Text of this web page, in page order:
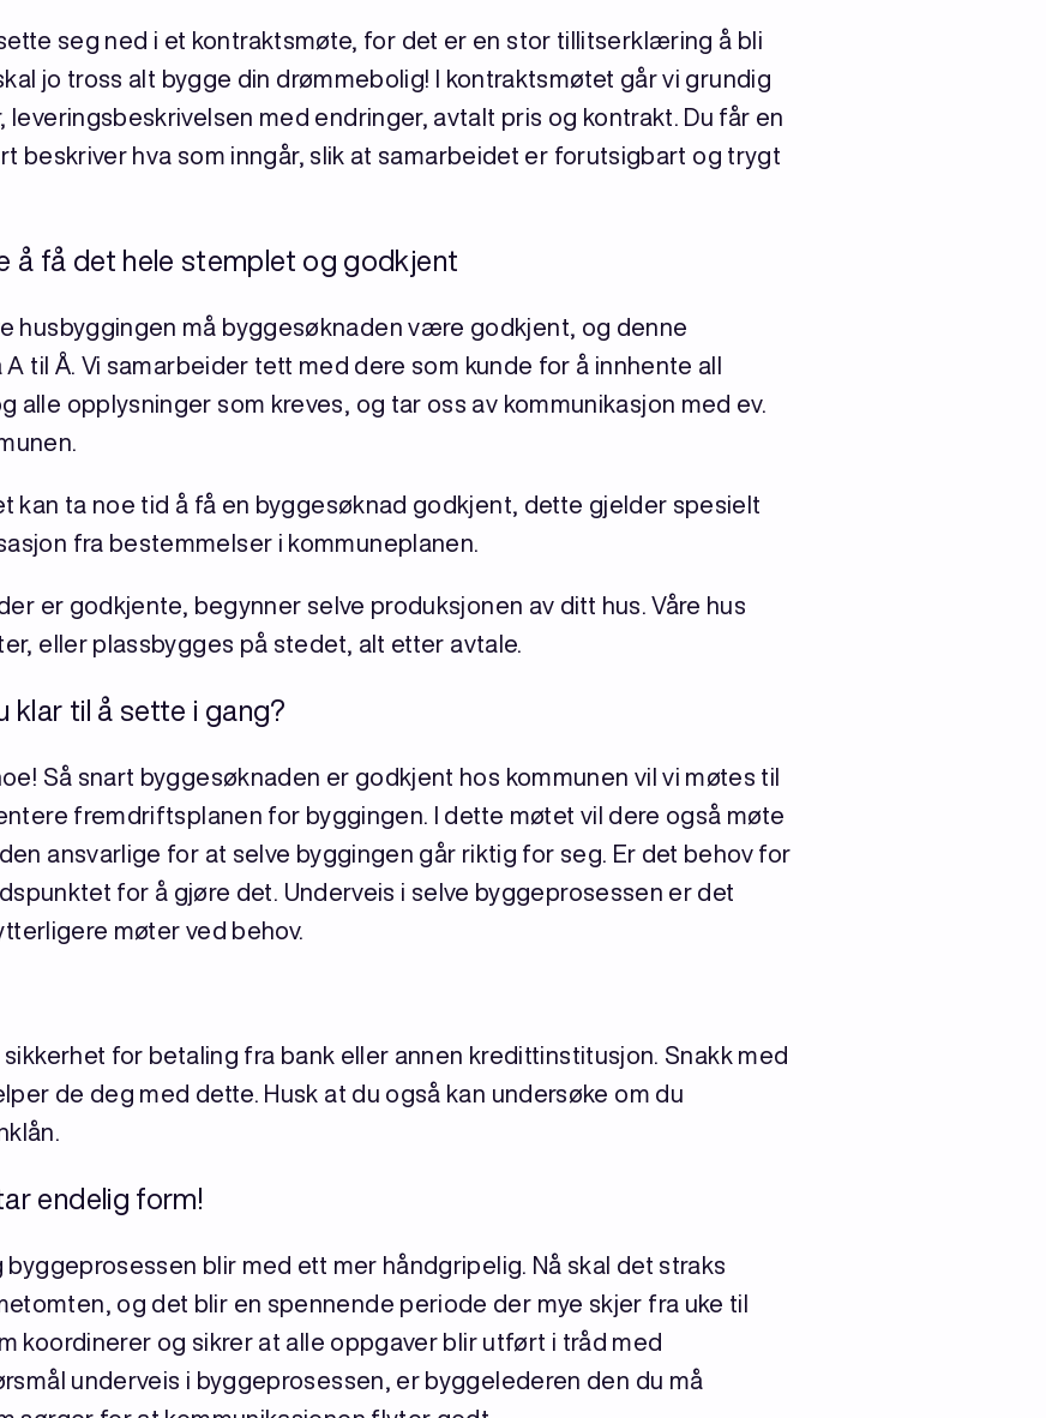
seg ned i et kontraktsmøte, for det er en stor tillitserklæring å bli
jo tross alt bygge din drømmebolig! I kontraktsmøtet går vi grundig
med endringer, avtalt pris og kontrakt. Du får en
beskriver hva som inngår, slik at samarbeidet er forutsigbart og trygt
å få det hele stemplet og godkjent
husbyggingen må byggesøknaden være godkjent, og denne
til Å. Vi samarbeider tett med dere som kunde for å innhente all
alle opplysninger som kreves, og tar oss av kommunikasjon med ev.
kan ta noe tid å få en byggesøknad godkjent, dette gjelder spesielt
fra bestemmelser i kommuneplanen.
er godkjente, begynner selve produksjonen av ditt hus. Våre hus
eller plassbygges på stedet, alt etter avtale.
klar til å sette i gang?
Så snart byggesøknaden er godkjent hos kommunen vil vi møtes til
fremdriftsplanen for byggingen. I dette møtet vil dere også møte
ansvarlige for at selve byggingen går riktig for seg. Er det behov for
for å gjøre det. Underveis i selve byggeprosessen er det
møter ved behov.
for betaling fra bank eller annen kredittinstitusjon. Snakk med
de deg med dette. Husk at du også kan undersøke om du
endelig form!
byggeprosessen blir med ett mer håndgripelig. Nå skal det straks
og det blir en spennende periode der mye skjer fra uke til
koordinerer og sikrer at alle oppgaver blir utført i tråd med
underveis i byggeprosessen, er byggelederen den du må